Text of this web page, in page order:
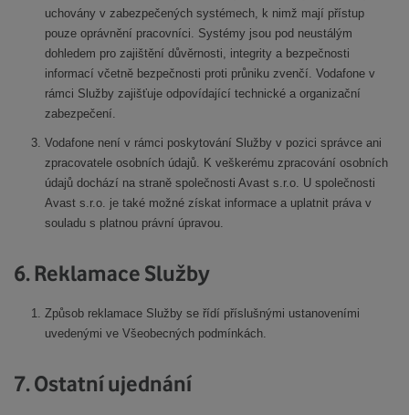
uchovány v zabezpečených systémech, k nimž mají přístup
pouze oprávnění pracovníci. Systémy jsou pod neustálým
dohledem pro zajištění důvěrnosti, integrity a bezpečnosti
informací včetně bezpečnosti proti průniku zvenčí. Vodafone v
rámci Služby zajišťuje odpovídající technické a organizační
zabezpečení.
Vodafone není v rámci poskytování Služby v pozici správce ani
zpracovatele osobních údajů. K veškerému zpracování osobních
údajů dochází na straně společnosti Avast s.r.o. U společnosti
Avast s.r.o. je také možné získat informace a uplatnit práva v
souladu s platnou právní úpravou.
6. Reklamace Služby
Způsob reklamace Služby se řídí příslušnými ustanoveními
uvedenými ve Všeobecných podmínkách.
7. Ostatní ujednání